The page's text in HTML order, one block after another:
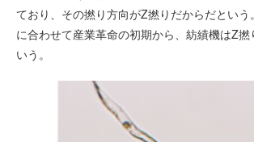
ており、その撚り方向がZ撚りだからだという
に合わせて産業革命の初期から、紡績機はZ撚
いう。